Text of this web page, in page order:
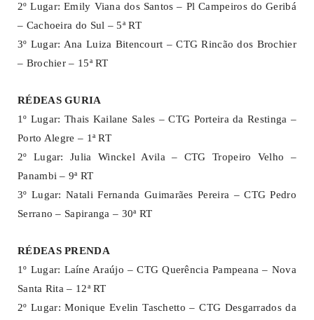
2º Lugar: Emily Viana dos Santos – Pl Campeiros do Geribá
– Cachoeira do Sul – 5ª RT
3º Lugar: Ana Luiza Bitencourt – CTG Rincão dos Brochier
– Brochier – 15ª RT
RÉDEAS GURIA
1º Lugar: Thais Kailane Sales – CTG Porteira da Restinga –
Porto Alegre – 1ª RT
2º Lugar: Julia Winckel Avila – CTG Tropeiro Velho –
Panambi – 9ª RT
3º Lugar: Natali Fernanda Guimarães Pereira – CTG Pedro
Serrano – Sapiranga – 30ª RT
RÉDEAS PRENDA
1º Lugar: Laíne Araújo – CTG Querência Pampeana – Nova
Santa Rita – 12ª RT
2º Lugar: Monique Evelin Taschetto – CTG Desgarrados da